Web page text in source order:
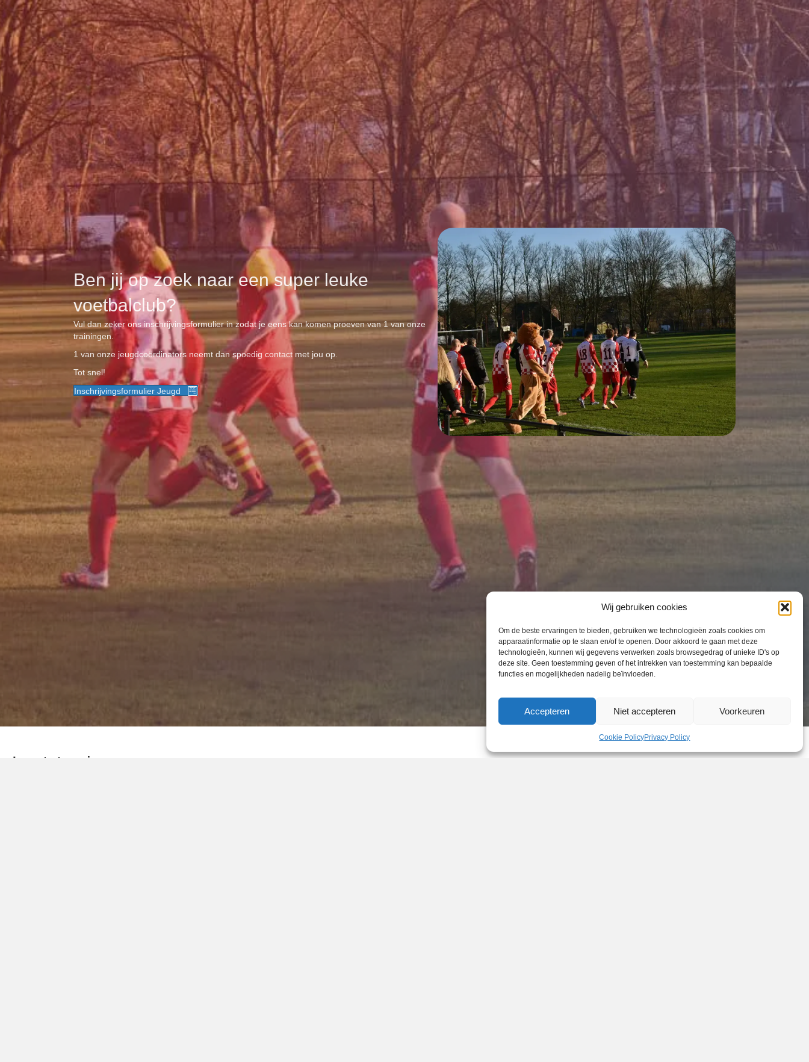
Wij gebruiken cookies
Om de beste ervaringen te bieden, gebruiken we technologieën zoals cookies om
apparaatinformatie op te slaan en/of te openen. Door akkoord te gaan met deze
technologieën, kunnen wij gegevens verwerken zoals browsegedrag of unieke ID's op
deze site. Geen toestemming geven of het intrekken van toestemming kan bepaalde
functies en mogelijkheden nadelig beïnvloeden.
Accepteren Niet accepteren Voorkeuren
Cookie PolicyPrivacy Policy
Ben jij op zoek naar een super leuke
voetbalclub?
Vul dan zeker ons inschrijvingsformulier in zodat je eens kan komen proeven van 1 van onze
trainingen.
1 van onze jeugdcoördinators neemt dan spoedig contact met jou op.
Tot snel!
Inschrijvingsformulier Jeugd
Laatste nieuws